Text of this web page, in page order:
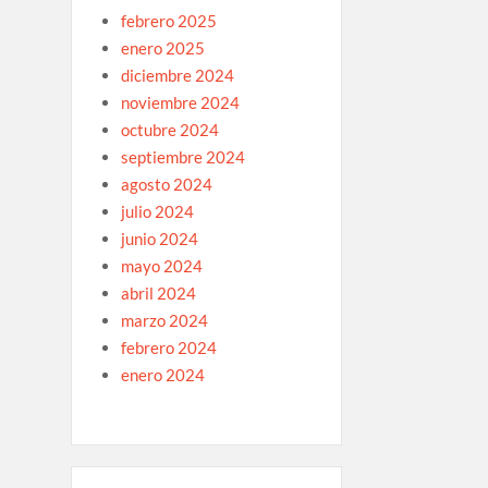
febrero 2025
enero 2025
diciembre 2024
noviembre 2024
octubre 2024
septiembre 2024
agosto 2024
julio 2024
junio 2024
mayo 2024
abril 2024
marzo 2024
febrero 2024
enero 2024